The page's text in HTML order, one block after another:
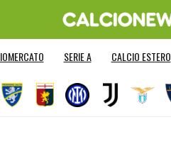
SERIE A CALCIO ESTERO